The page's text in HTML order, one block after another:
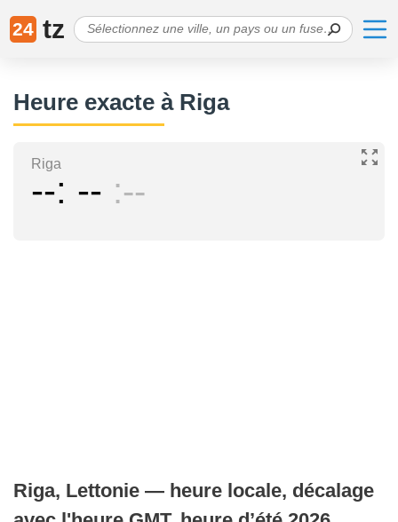
24 tz
Heure exacte à Riga
Riga
-- -- --
Riga, Lettonie — heure locale, décalage